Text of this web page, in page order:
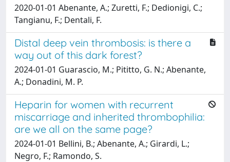
2020-01-01 Abenante, A.; Zuretti, F.; Dedionigi, C.;
Tangianu, F.; Dentali, F.
Distal deep vein thrombosis: is there a
way out of this dark forest?
2024-01-01 Guarascio, M.; Pititto, G. N.; Abenante,
A.; Donadini, M. P.
Heparin for women with recurrent
miscarriage and inherited thrombophilia:
are we all on the same page?
2024-01-01 Bellini, B.; Abenante, A.; Girardi, L.;
Negro, F.; Ramondo, S.